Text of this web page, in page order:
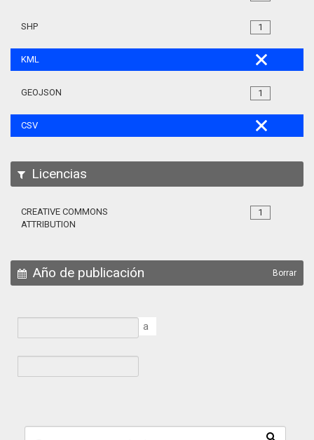
1
SHP
KML
1
GEOJSON
CSV
Licencias
1
CREATIVE COMMONS
ATTRIBUTION
Año de publicación Borrar
a